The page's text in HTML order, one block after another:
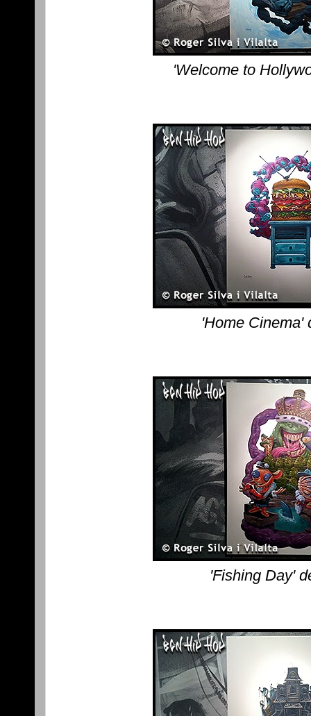
'Welcome to
'Home Cinema'
'Fishing Day'